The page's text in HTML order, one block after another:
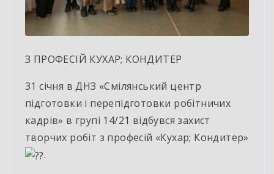
З ПРОФЕСІЙ КУХАР; КОНДИТЕР
31 січня в ДНЗ «Смілянський центр
підготовки і перепідготовки робітничих
кадрів» в групі 14/21 відбувся захист
творчих робіт з професій «Кухар; Кондитер»
.